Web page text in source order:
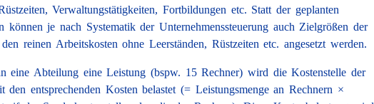
Verwaltungstätigkeiten, Fortbildungen etc. Statt der geplanten
können je nach Systematik der Unternehmenssteuerung auch Zielgrößen der
reinen Arbeitskosten ohne Leerständen, Rüstzeiten etc. angesetzt werden.
eine Abteilung eine Leistung (bspw. 15 Rechner) wird die Kostenstelle der
den entsprechenden Kosten belastet (= Leistungsmenge an Rechnern ×